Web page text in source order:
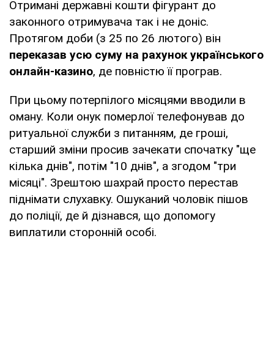
Отримані державні кошти фігурант до
законного отримувача так і не доніс.
Протягом доби (з 25 по 26 лютого) він
переказав усю суму на рахунок українського
онлайн-казино, де повністю її програв.
При цьому потерпілого місяцями вводили в
оману. Коли онук померлої телефонував до
ритуальної служби з питанням, де гроші,
старший зміни просив зачекати спочатку "ще
кілька днів", потім "10 днів", а згодом "три
місяці". Зрештою шахрай просто перестав
піднімати слухавку. Ошуканий чоловік пішов
до поліції, де й дізнався, що допомогу
виплатили сторонній особі.